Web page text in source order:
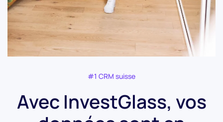
#1 CRM suisse
Avec InvestGlass, vos